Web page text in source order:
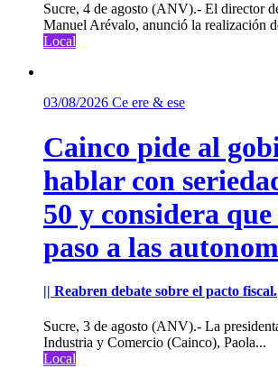
Sucre, 4 de agosto (ANV).- El director
Manuel Arévalo, anunció la realización
Local
03/08/2026 Ce ere & ese
Cainco pide al
hablar con
50 y considera
paso a las
|| Reabren debate sobre el pacto fiscal.
Sucre, 3 de agosto (ANV).- La
Industria y Comercio (Cainco), Paola...
Local